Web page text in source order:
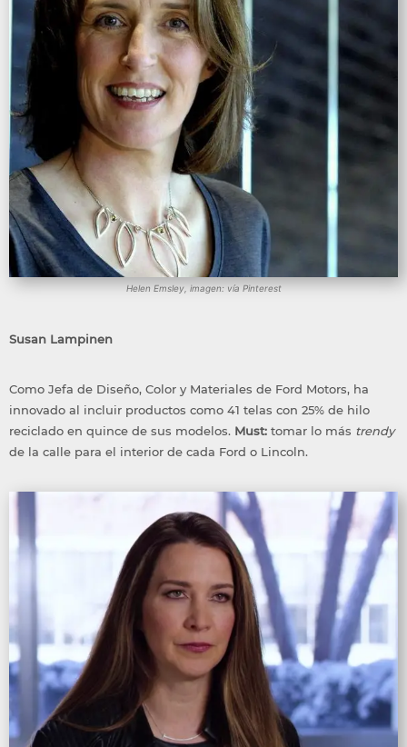
Helen Emsley, imagen: vía Pinterest
Susan Lampinen
Como Jefa de Diseño, Color y Materiales de Ford Motors, ha
innovado al incluir productos como 41 telas con 25% de hilo
reciclado en quince de sus modelos. Must: tomar lo más trendy
de la calle para el interior de cada Ford o Lincoln.